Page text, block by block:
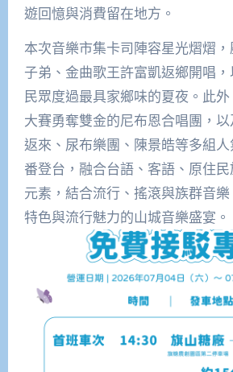
遊回憶與消費留在地方。
本次音樂市集卡司陣容星光熠熠
子弟、金曲歌王許富凱返鄉開唱
民眾度過最具家鄉味的夏夜。此
大賽勇奪雙金的尼布恩合唱團，
返來、尿布樂團、陳景皓等多組
番登台，融合台語、客語、原住
元素，結合流行、搖滾與族群音
特色與流行魅力的山城音樂盛宴。